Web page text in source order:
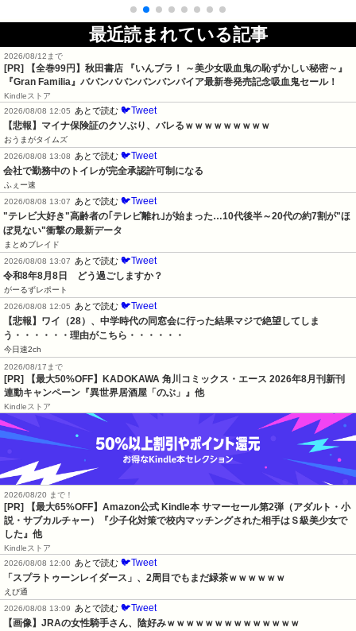
最近読まれている記事
2026/08/12まで
[PR]
【全巻99円】秋田書店 『いんブラ！ ～美少女吸血鬼の恥ずかしい秘密～』
『Gran Familia』ババンババンバンバンパイア最新巻発売記念吸血鬼セール！
Kindleストア
2026/08/08 12:05
あとで読む 🐦Tweet
【悲報】マイナ保険証のクソぶり、バレるｗｗｗｗｗｗｗｗｗ
おうまがタイムズ
2026/08/08 13:08
あとで読む 🐦Tweet
会社で勤務中のトイレが完全承認許可制になる
ふぇー速
2026/08/08 13:07
あとで読む 🐦Tweet
"テレビ大好き"高齢者の｢テレビ離れ｣が始まった…10代後半～20代の約7割が"ほ
ぼ見ない"衝撃の最新データ
まとめブレイド
2026/08/08 13:07
あとで読む 🐦Tweet
令和8年8月8日　どう過ごしますか？
がーるずレポート
2026/08/08 12:05
あとで読む 🐦Tweet
【悲報】ワイ（28）、中学時代の同窓会に行った結果マジで絶望してしま
う・・・・・・理由がこちら・・・・・・
今日速2ch
2026/08/17まで
[PR] 【最大50%OFF】KADOKAWA 角川コミックス・エース 2026年8月刊新刊
連動キャンペーン『異世界居酒屋「のぶ」』他
Kindleストア
2026/08/20 まで！
[PR]
【最大65%OFF】Amazon公式 Kindle本 サマーセール第2弾（アダルト・小
説・サブカルチャー）『少子化対策で校内マッチングされた相手はＳ級美少女で
した』他
Kindleストア
2026/08/08 12:00
あとで読む 🐦Tweet
「スプラトゥーンレイダース」、2周目でもまだ緑茶ｗｗｗｗｗｗ
えび通
2026/08/08 13:09
あとで読む 🐦Tweet
【画像】JRAの女性騎手さん、陰好みｗｗｗｗｗｗｗｗｗｗｗｗｗｗ